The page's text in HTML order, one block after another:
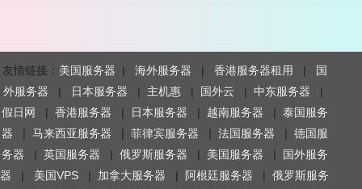
友情链接： 美国服务器 | 海外服务器 | 香港服务器租用 |
国
外服务器 | 日本服务器 | 主机惠| 国外云 | 中东服务器 |
假日网
| 香港服务器 | 日本服务器 | 越南服务器 | 泰国服务
器 | 马来西亚服务器 | 菲律宾服务器 | 法国服务器 | 德国服
务器 | 英国服务器 | 俄罗斯服务器 | 美国服务器 |
国外服务
器 | 美国VPS | 加拿大服务器 | 阿根廷服务器 |俄罗斯服务